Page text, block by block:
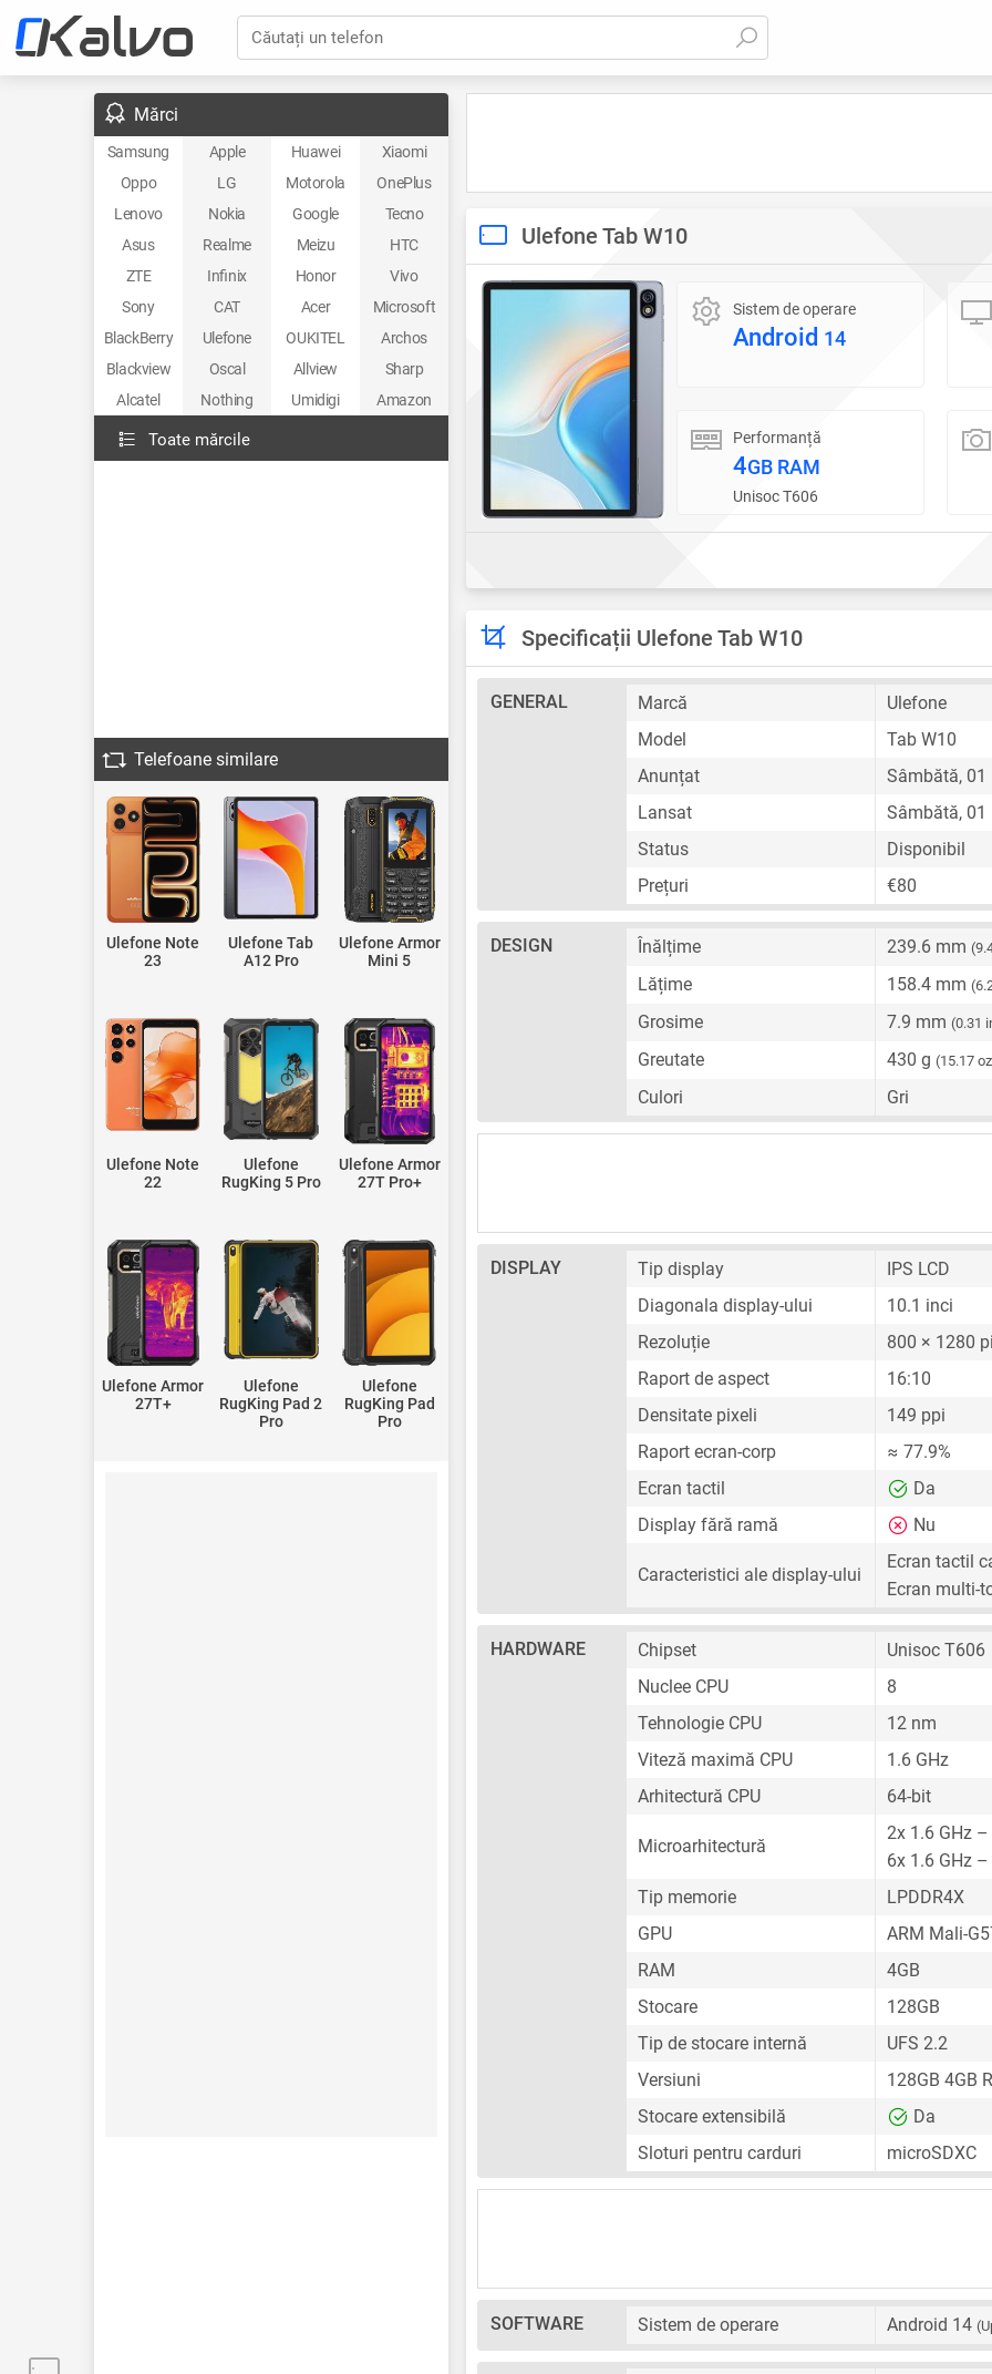
Căutați un telefon
Ulefone Tab W10
Sistem de operare
Android 14
Performanță
4GB RAM
Unisoc T606
Specificații Ulefone Tab W10
GENERAL Marcă
Ulefone
Model
Tab W10
Anunțat
Sâmbătă, 01
Lansat
Sâmbătă, 01
Status
Disponibil
Prețuri
€80
DESIGN Înălțime 239.6 mm
Lățime 158.4 mm
Grosime 7.9 mm (0.31
Greutate 430 g (15.17
Culori Gri
DISPLAY Tip display
IPS LCD
Diagonala display-ului
10.1 inci
Rezoluție
800 × 1280
Raport de aspect
16:10
Densitate pixeli
149 ppi
Raport ecran-corp
≈ 77.9%
Ecran tactil
Da
Display fără ramă
Nu
Caracteristici ale display-ului
Ecran tactil
Ecran multi-
HARDWARE Chipset
Unisoc T606
Nuclee CPU
8
Tehnologie CPU
12 nm
Viteză maximă CPU
1.6 GHz
Arhitectură CPU
64-bit
Microarhitectură
2x 1.6 GHz
6x 1.6 GHz
Tip memorie
LPDDR4X
GPU
ARM Mali-
RAM
4GB
Stocare
128GB
Tip de stocare internă
UFS 2.2
Versiuni
128GB 4GB
Stocare extensibilă
Da
Sloturi pentru carduri
microSDXC
SOFTWARE Sistem de operare Android 14
Mărci
Samsung Apple Huawei
Xiaomi
Oppo
LG Motorola
OnePlus
Lenovo
Nokia Google
Tecno
Asus
Realme Meizu
HTC
ZTE
Infinix Honor
Vivo
Sony
CAT Acer
Microsoft
BlackBerry
Ulefone OUKITEL
Archos
Blackview
Oscal Allview
Sharp
Alcatel
Nothing Umidigi Amazon
Toate mărcile
Telefoane similare
Ulefone Note
23
Ulefone Tab
A12 Pro
Ulefone Armor
Mini 5
Ulefone Note
22
Ulefone
RugKing 5 Pro
Ulefone Armor
27T Pro+
Ulefone Armor
27T+
Ulefone
RugKing Pad 2
Pro
Ulefone
RugKing Pad
Pro